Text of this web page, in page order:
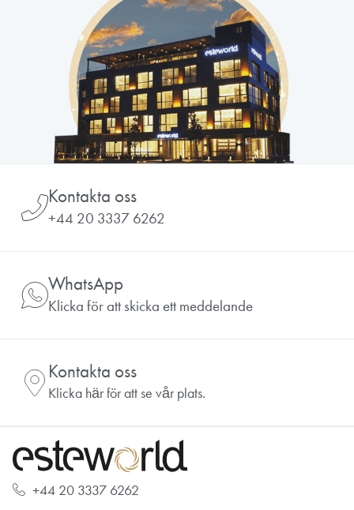
Kontakta oss
+44 20 3337 6262
WhatsApp
Klicka för att skicka ett meddelande
Kontakta oss
Klicka här för att se vår plats.
+44 20 3337 6262